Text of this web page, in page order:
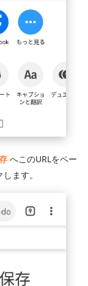
へこのURLをペー
ます。